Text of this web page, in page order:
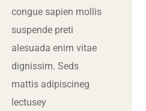
congue sapien mollis
suspende preti
alesuada enim vitae
dignissim. Seds
mattis adipiscineg
lectusey